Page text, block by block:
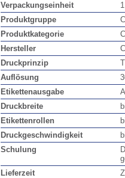
Verpackungseinheit
Produktgruppe
Produktkategorie
Hersteller
Druckprinzip
Auflösung
Etikettenausgabe
Druckbreite
Etikettenrollen
Druckgeschwindigkeit
Schulung
Lieferzeit